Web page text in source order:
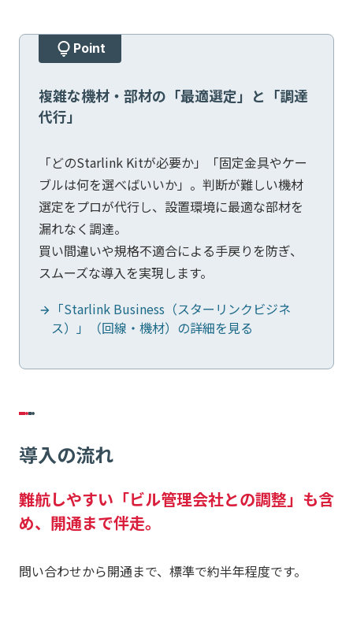
Point
複雑な機材・部材の「最適選定」と「調達
代行」
「どのStarlink Kitが必要か」「固定金具やケー
ブルは何を選べばいいか」。判断が難しい機材
選定をプロが代行し、設置環境に最適な部材を
漏れなく調達。
買い間違いや規格不適合による手戻りを防ぎ、
スムーズな導入を実現します。
「Starlink Business（スターリンクビジネ
ス）」（回線・機材）の詳細を見る
導入の流れ
難航しやすい「ビル管理会社との調整」も含
め、開通まで伴走。
問い合わせから開通まで、標準で約半年程度です。